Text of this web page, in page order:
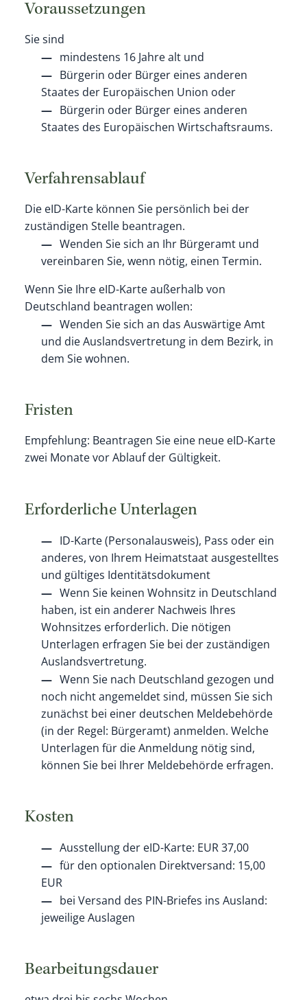
Voraussetzungen
Sie sind
mindestens 16 Jahre alt und
Bürgerin oder Bürger eines anderen
Staates der Europäischen Union oder
Bürgerin oder Bürger eines anderen
Staates des Europäischen Wirtschaftsraums.
Verfahrensablauf
Die eID-Karte können Sie persönlich bei der
zuständigen Stelle beantragen.
Wenden Sie sich an Ihr Bürgeramt und
vereinbaren Sie, wenn nötig, einen Termin.
Wenn Sie Ihre eID-Karte außerhalb von
Deutschland beantragen wollen:
Wenden Sie sich an das Auswärtige Amt
und die Auslandsvertretung in dem Bezirk, in
dem Sie wohnen.
Fristen
Empfehlung: Beantragen Sie eine neue eID-Karte
zwei Monate vor Ablauf der Gültigkeit.
Erforderliche Unterlagen
ID-Karte (Personalausweis), Pass oder ein
anderes, von Ihrem Heimatstaat ausgestelltes
und gültiges Identitätsdokument
Wenn Sie keinen Wohnsitz in Deutschland
haben, ist ein anderer Nachweis Ihres
Wohnsitzes erforderlich. Die nötigen
Unterlagen erfragen Sie bei der zuständigen
Auslandsvertretung.
Wenn Sie nach Deutschland gezogen und
noch nicht angemeldet sind, müssen Sie sich
zunächst bei einer deutschen Meldebehörde
(in der Regel: Bürgeramt) anmelden. Welche
Unterlagen für die Anmeldung nötig sind,
können Sie bei Ihrer Meldebehörde erfragen.
Kosten
Ausstellung der eID-Karte: EUR 37,00
für den optionalen Direktversand: 15,00
EUR
bei Versand des PIN-Briefes ins Ausland:
jeweilige Auslagen
Bearbeitungsdauer